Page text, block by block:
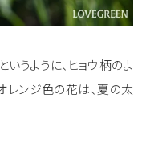
うように、ヒョウ柄のよ
レンジ色の花は、夏の太